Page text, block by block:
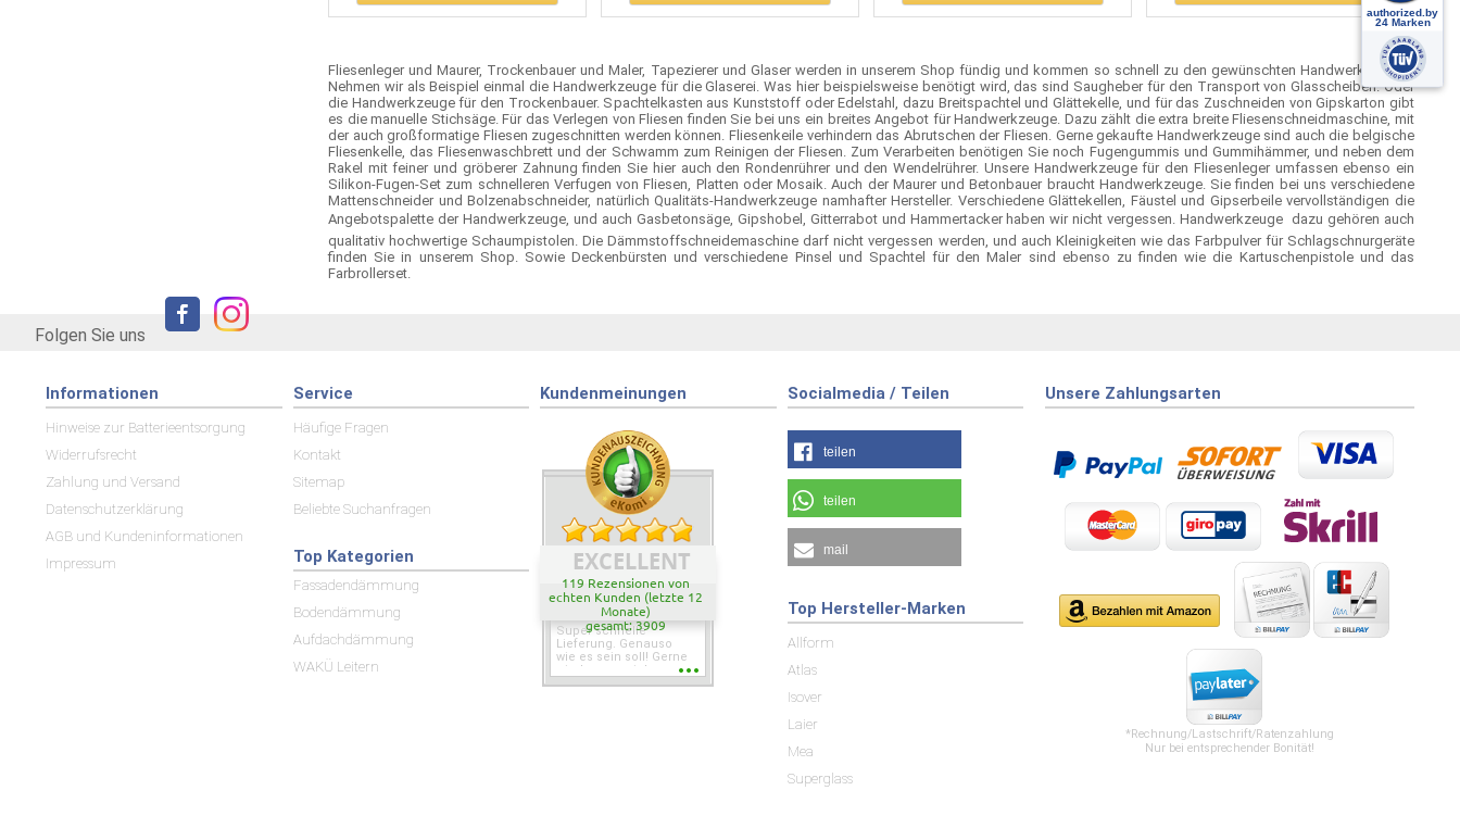
Fliesenleger und Maurer, Trockenbauer und Maler, Tapezierer und Glaser werden in unserem Shop fündig und kommen so schnell zu den gewünschten Handwerkzeugen.
Nehmen wir als Beispiel einmal die Handwerkzeuge für die Glaserei. Was hier beispielsweise benötigt wird, das sind Saugheber für den Transport von Glasscheiben. Oder
die Handwerkzeuge für den Trockenbauer. Spachtelkasten aus Kunststoff oder Edelstahl, dazu Breitspachtel und Glättekelle, und für das Zuschneiden von Gipskarton gibt
es die manuelle Stichsäge. Für das Verlegen von Fliesen finden Sie bei uns ein breites Angebot für Handwerkzeuge. Dazu zählt die extra breite Fliesenschneidmaschine, mit
der auch großformatige Fliesen zugeschnitten werden können. Fliesenkeile verhindern das Abrutschen der Fliesen. Gerne gekaufte Handwerkzeuge sind auch die belgische
Fliesenkelle, das Fliesenwaschbrett und der Schwamm zum Reinigen der Fliesen. Zum Verarbeiten benötigen Sie noch Fugengummis und Gummihämmer, und neben dem
Rakel mit feiner und gröberer Zahnung finden Sie hier auch den Rondenrührer und den Wendelrührer. Unsere Handwerkzeuge für den Fliesenleger umfassen ebenso ein
Silikon-Fugen-Set zum schnelleren Verfugen von Fliesen, Platten oder Mosaik. Auch der Maurer und Betonbauer braucht Handwerkzeuge. Sie finden bei uns verschiedene
Mattenschneider und Bolzenabschneider, natürlich Qualitäts-Handwerkzeuge namhafter Hersteller. Verschiedene Glättekellen, Fäustel und Gipserbeile vervollständigen die
Angebotspalette der Handwerkzeuge, und auch Gasbetonsäge, Gipshobel, Gitterrabot und Hammertacker haben wir nicht vergessen. Handwerkzeuge  dazu gehören auch
qualitativ hochwertige Schaumpistolen. Die Dämmstoffschneidemaschine darf nicht vergessen werden, und auch Kleinigkeiten wie das Farbpulver für Schlagschnurgeräte
finden Sie in unserem Shop. Sowie Deckenbürsten und verschiedene Pinsel und Spachtel für den Maler sind ebenso zu finden wie die Kartuschenpistole und das
Farbrollerset.
Folgen Sie uns
Informationen
Hinweise zur Batterieentsorgung
Widerrufsrecht
Zahlung und Versand
Datenschutzerklärung
AGB und Kundeninformationen
Impressum
Service
Häufige Fragen
Kontakt
Sitemap
Beliebte Suchanfragen
Top Kategorien
Fassadendämmung
Bodendämmung
Aufdachdämmung
WAKÜ Leitern
Kundenmeinungen
EXCELLENT
119 Rezensionen von
echten Kunden (letzte 12
Monate)
gesamt: 3909
Super schnelle
Lieferung. Genauso
wie es sein soll! Gerne
wieder wenn ich was
Socialmedia / Teilen
teilen
teilen
mail
Unsere Zahlungsarten
*Rechnung/Lastschrift/Ratenzahlung
Nur bei entsprechender Bonität!
Top Hersteller-Marken
Allform
Atlas
Isover
Laier
Mea
Superglass